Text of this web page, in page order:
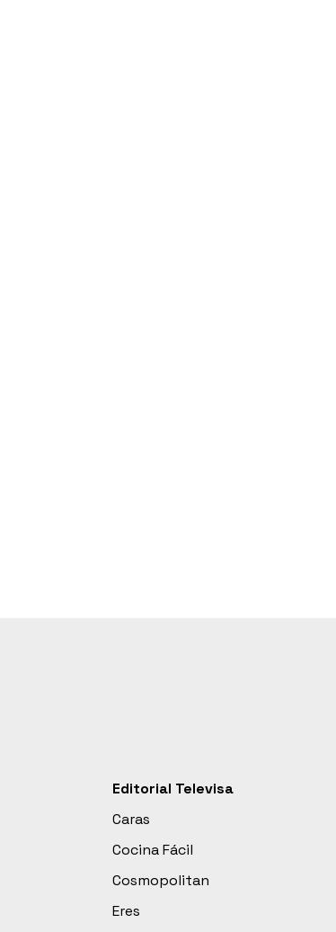
Editorial Televisa
Caras
Cocina Fácil
Cosmopolitan
Eres